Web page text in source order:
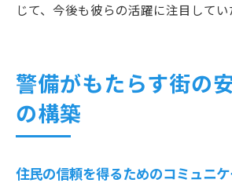
じて、今後も彼らの活躍に注目してい
警備がもたらす街の
の構築
住民の信頼を得るためのコミュニ